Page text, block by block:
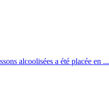
alcoolisées a été placée en ...